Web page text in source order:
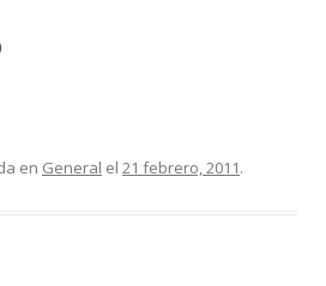
en General el 21 febrero, 2011.